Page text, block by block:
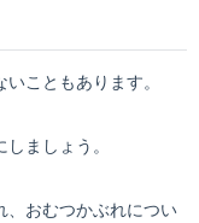
こともあります。
ましょう。
、おむつかぶれについ